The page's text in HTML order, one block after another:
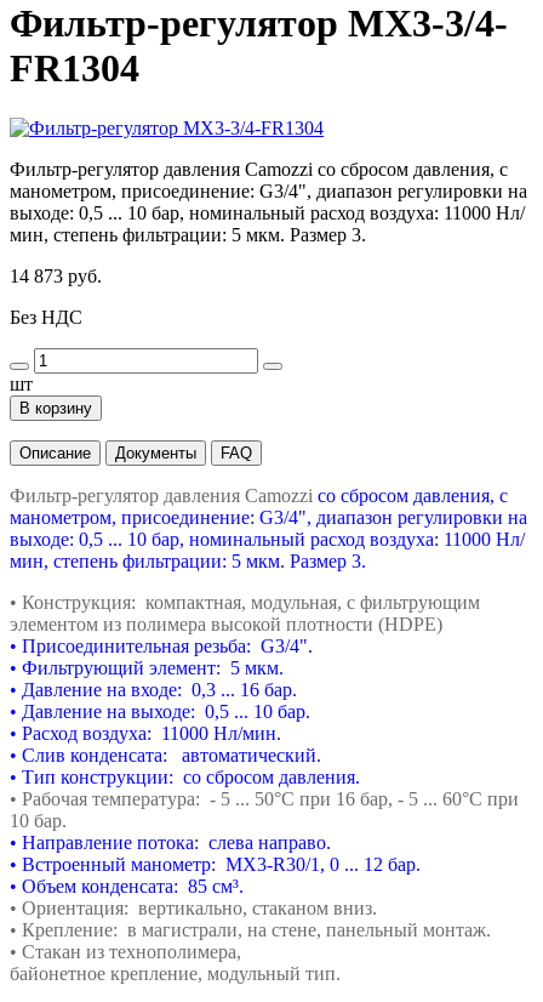
Фильтр-регулятор MX3-3/4-
FR1304
Фильтр-регулятор давления Camozzi со сбросом давления, с
манометром, присоединение: G3/4", диапазон регулировки на
выходе: 0,5 ... 10 бар, номинальный расход воздуха: 11000 Нл/
мин, степень фильтрации: 5 мкм. Размер 3.
14 873 руб.
Без НДС
шт
В корзину
Описание Документы FAQ
Фильтр-регулятор давления Camozzi со сбросом давления, с
манометром, присоединение: G3/4", диапазон регулировки на
выходе: 0,5 ... 10 бар, номинальный расход воздуха: 11000 Нл/
мин, степень фильтрации: 5 мкм. Размер 3.
• Конструкция: компактная, модульная, с фильтрующим
элементом из полимера высокой плотности (HDPE)
• Присоединительная резьба: G3/4".
• Фильтрующий элемент: 5 мкм.
• Давление на входе: 0,3 ... 16 бар.
• Давление на выходе: 0,5 ... 10 бар.
• Расход воздуха: 11000 Нл/мин.
• Слив конденсата: автоматический.
• Тип конструкции: со сбросом давления.
• Рабочая температура: - 5 ... 50°С при 16 бар, - 5 ... 60°С при
10 бар.
• Направление потока: слева направо.
• Встроенный манометр: MX3-R30/1, 0 ... 12 бар.
• Объем конденсата: 85 см³.
• Ориентация: вертикально, стаканом вниз.
• Крепление: в магистрали, на стене, панельный монтаж.
• Стакан из технополимера,
байонетное крепление, модульный тип.